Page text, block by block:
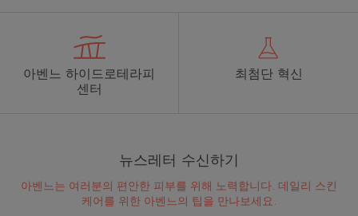
아벤느 하이드로테라피
센터
최첨단 혁신
뉴스레터 수신하기
아벤느는 여러분의 편안한 피부를 위해 노력합니다. 데일리 스킨
케어를 위한 아벤느의 팁을 만나보세요.